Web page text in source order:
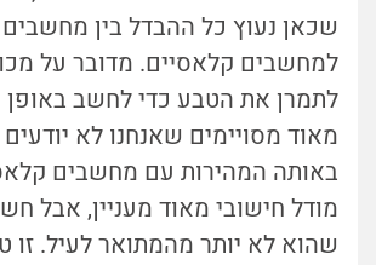
שכאן נעוץ כל ההבדל בין מחשבים
למחשבים קלאסיים. מדובר על
לתמרן את הטבע כדי לחשב באופן
מאוד מסויימים שאנחנו לא
באותה המהירות עם מחשבים
מודל חישובי מאוד מעניין, אבל
שהוא לא יותר מהמתואר לעיל. זו